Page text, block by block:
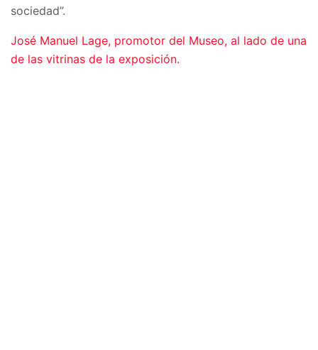
sociedad”.
José Manuel Lage, promotor del Museo, al lado de una
de las vitrinas de la exposición.